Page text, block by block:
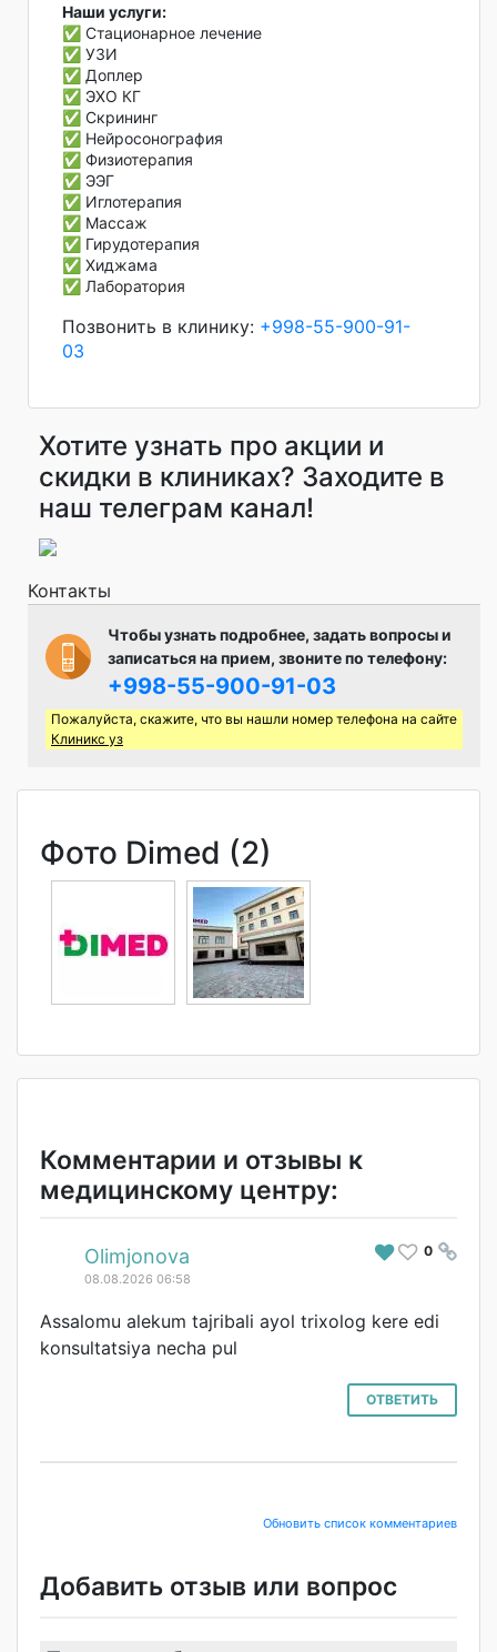
Наши услуги:
✅ Стационарное лечение
✅ УЗИ
✅ Доплер
✅ ЭХО КГ
✅ Скрининг
✅ Нейросонография
✅ Физиотерапия
✅ ЭЭГ
✅ Иглотерапия
✅ Массаж
✅ Гирудотерапия
✅ Хиджама
✅ Лаборатория
Позвонить в клинику: +998-55-900-91-
03
Хотите узнать про акции и
скидки в клиниках? Заходите в
наш телеграм канал!
Контакты
Чтобы узнать подробнее, задать вопросы и
записаться на прием, звоните по телефону:
+998-55-900-91-03
Пожалуйста, скажите, что вы нашли номер телефона на сайте
Клиникс уз
Фото Dimed (2)
Комментарии и отзывы к
медицинскому центру:
# 0
Olimjonova
08.08.2026 06:58
Assalomu alekum tajribali ayol trixolog kere edi
konsultatsiya necha pul
ОТВЕТИТЬ
Обновить список комментариев
Добавить отзыв или вопрос